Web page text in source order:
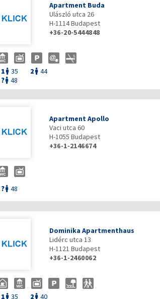
Apartment Buda
Ulászló utca 26
H-1114Budapest
+36-20-5444848
1  35 2  44
? 48
Apartment Apollo
Vaci utca 60
H-1055 Budapest
+36-1-2146674
? 48
Dominika Apartmenthaus
Lidérc utca 13
H-1121 Budapest
+36-1-2460062
1  35 2  40